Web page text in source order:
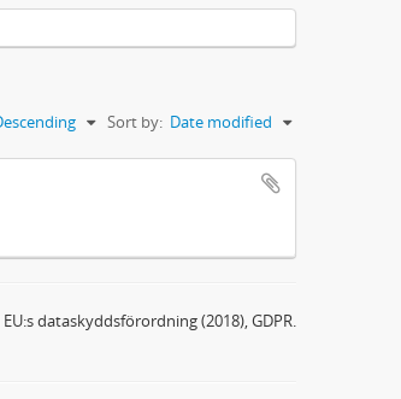
Sort by: Date modified
dataskyddsförordning (2018), GDPR.